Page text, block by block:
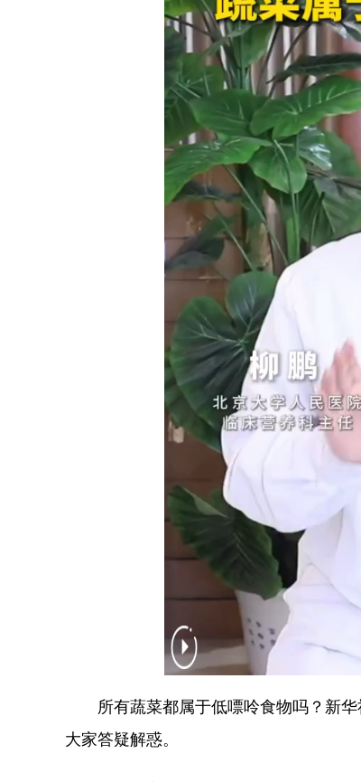
所有蔬菜都属于低嘌呤食物吗？新华
大家答疑解惑。